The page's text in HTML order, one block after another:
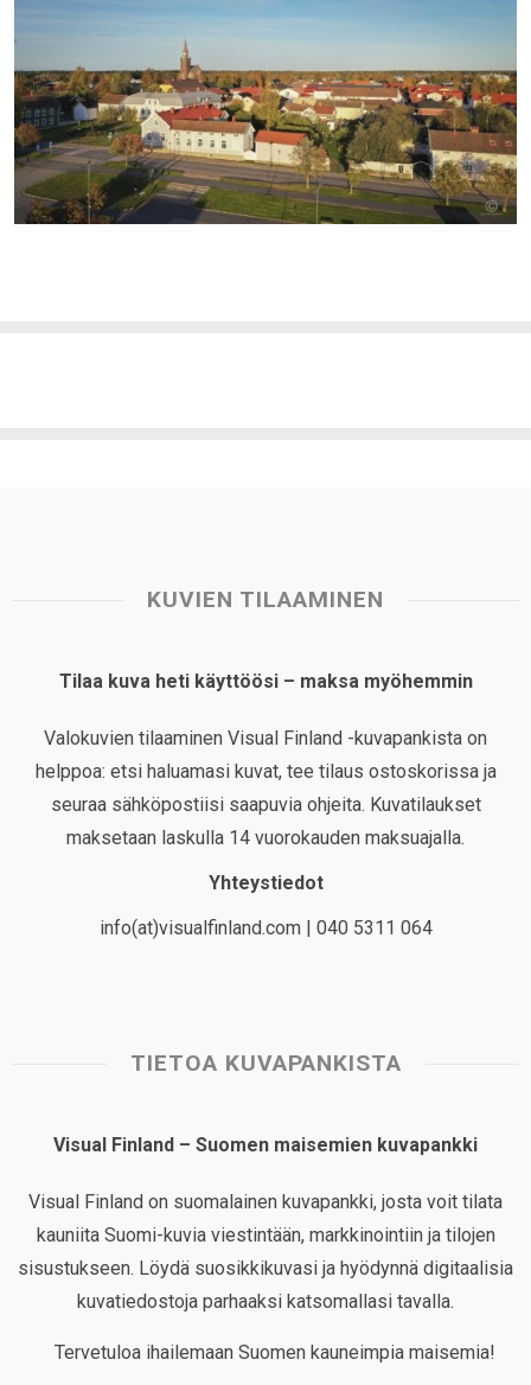
KUVIEN TILAAMINEN
Tilaa kuva heti käyttöösi – maksa myöhemmin
Valokuvien tilaaminen Visual Finland -kuvapankista on
helppoa: etsi haluamasi kuvat, tee tilaus ostoskorissa ja
seuraa sähköpostiisi saapuvia ohjeita. Kuvatilaukset
maksetaan laskulla 14 vuorokauden maksuajalla.
Yhteystiedot
info(at)visualfinland.com | 040 5311 064
TIETOA KUVAPANKISTA
Visual Finland – Suomen maisemien kuvapankki
Visual Finland on suomalainen kuvapankki, josta voit tilata
kauniita Suomi-kuvia viestintään, markkinointiin ja tilojen
sisustukseen. Löydä suosikkikuvasi ja hyödynnä digitaalisia
kuvatiedostoja parhaaksi katsomallasi tavalla.
Tervetuloa ihailemaan Suomen kauneimpia maisemia!